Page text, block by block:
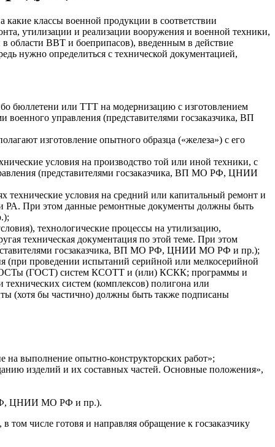
классы военной продукции в соответствии
утилизации и реализации вооружения и военной техники,
области ВВТ и боеприпасов), введенным в действие
нужно определиться с технической документацией,
бюллетени или ТТТ на модернизацию с изготовлением
управления (представителями госзаказчика, ВП
изготовление опытного образца («железа») с его
условия на производство той или иной техники, с
(представителями госзаказчика, ВП МО РФ, ЦНИИ
условия на средний или капитальный ремонт и
РА. При этом данные ремонтные документы должны быть
технологические процессы на утилизацию,
техническая документация по этой теме. При этом
госзаказчика, ВП МО РФ, ЦНИИ МО РФ и пр.);
(при проведении испытаний серийной или мелкосерийной
(ГОСТ) систем КСОТТ и (или) КСКК; программы и
систем (комплексов) полигона или
(хотя бы частично) должны быть также подписаны
выполнение опытно-конструкторских работ»;
изделий и их составных частей. Основные положения»,
РФ, ЦНИИ МО РФ и пр.).
числе готовя и направляя обращение к госзаказчику